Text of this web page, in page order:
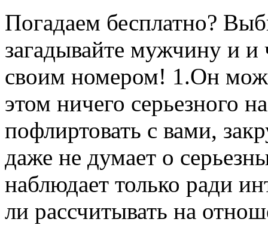
Погадаем бесплатно?
загадывайте мужчину и и
своим номером! 1.Он
этом ничего серьезного
пофлиртовать с вами,
даже не думает о
наблюдает только ради
ли рассчитывать на